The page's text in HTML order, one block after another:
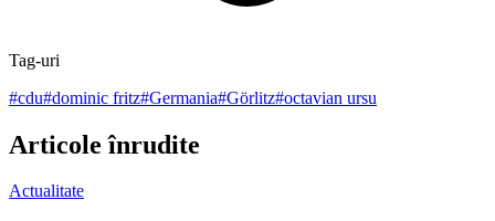
Tag-uri
#cdu#dominic fritz#Germania#Görlitz#octavian ursu
Articole înrudite
Actualitate